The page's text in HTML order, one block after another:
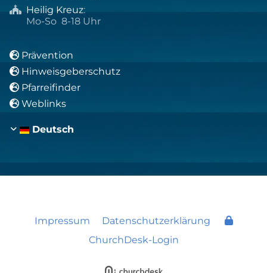
 Heilig Kreuz:
Mo-So 8-18 Uhr
 Prävention
 Hinweisgeberschutz
 Pfarreifinder
 Weblinks
Deutsch
Impressum
Datenschutzerklärung
ChurchDesk-Login